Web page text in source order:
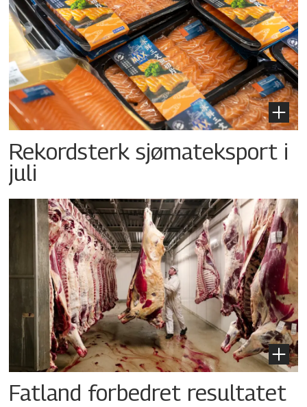
Rekordsterk sjømateksport i
juli
Fatland forbedret resultatet